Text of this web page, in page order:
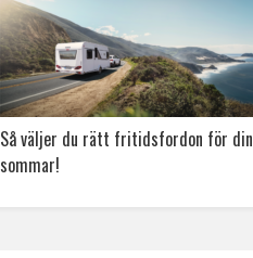
Så väljer du rätt fritidsfordon för din
sommar!